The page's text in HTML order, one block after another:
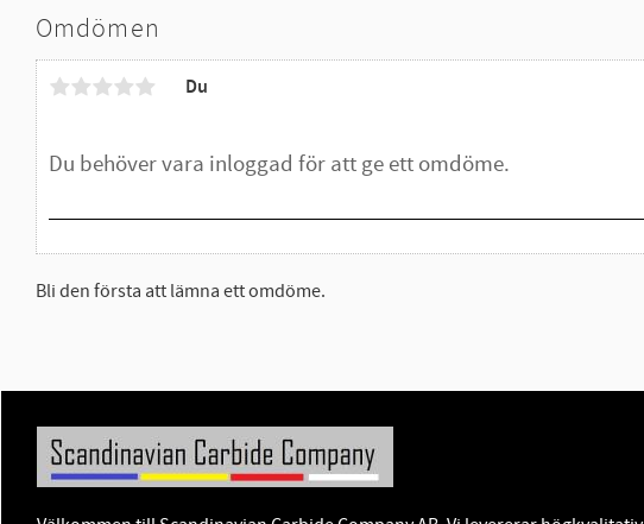
Omdömen
Du
Bli den första att lämna ett omdöme.